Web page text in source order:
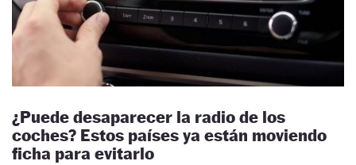
¿Puede desaparecer la radio de los
coches? Estos países ya están moviendo
ficha para evitarlo